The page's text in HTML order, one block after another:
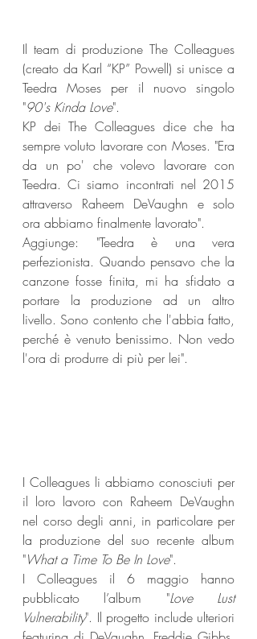
Il team di produzione The Colleagues
(creato da Karl “KP” Powell) si unisce a
Teedra Moses per il nuovo singolo
"90's Kinda Love".
KP dei The Colleagues dice che ha
sempre voluto lavorare con Moses. "Era
da un po' che volevo lavorare con
Teedra. Ci siamo incontrati nel 2015
attraverso Raheem DeVaughn e solo
ora abbiamo finalmente lavorato".
Aggiunge: "Teedra è una vera
perfezionista. Quando pensavo che la
canzone fosse finita, mi ha sfidato a
portare la produzione ad un altro
livello. Sono contento che l'abbia fatto,
perché è venuto benissimo. Non vedo
l'ora di produrre di più per lei".
I Colleagues li abbiamo conosciuti per
il loro lavoro con Raheem DeVaughn
nel corso degli anni, in particolare per
la produzione del suo recente album
"What a Time To Be In Love".
I Colleagues il 6 maggio hanno
pubblicato l’album "Love Lust
Vulnerability". Il progetto include ulteriori